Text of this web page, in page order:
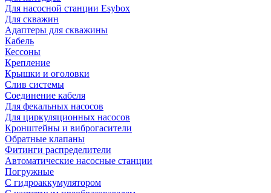
Для насосной станции Esybox
Для скважин
Адаптеры для скважины
Кабель
Кессоны
Крепление
Крышки и оголовки
Слив системы
Соединение кабеля
Для фекальных насосов
Для циркуляционных насосов
Кронштейны и виброгасители
Обратные клапаны
Фитинги распределители
Автоматические насосные станции
Погружные
С гидроаккумулятором